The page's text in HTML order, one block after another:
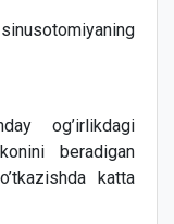
og’irlikdagi
beradigan
katta